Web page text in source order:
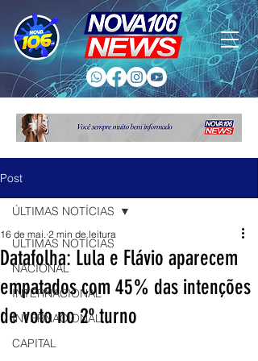
Post
ÚLTIMAS NOTÍCIAS
NACIONAL
INTERNACIONAL
INTERNACIONAL
CAPITAL
ÚLTIMAS NOTÍCIAS
Datafolha: Lula e Flávio aparecem
empatados com 45% das intenções
de voto no 2º turno
16 de mai. 2 min de leitura